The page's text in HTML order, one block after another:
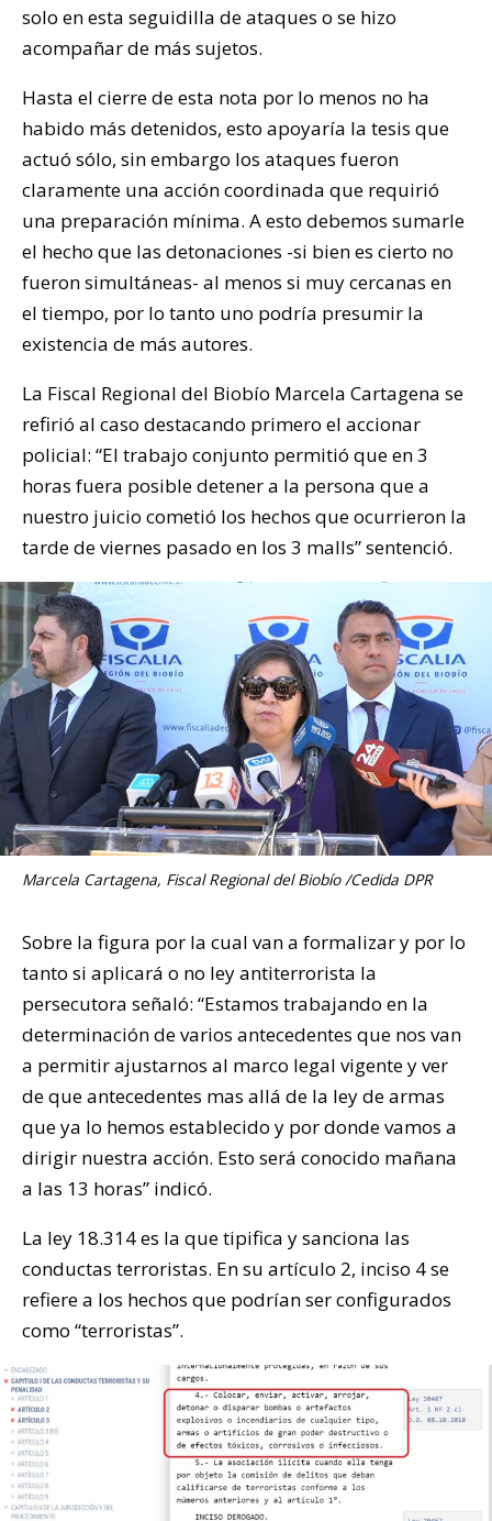
solo en esta seguidilla de ataques o se hizo
acompañar de más sujetos.
Hasta el cierre de esta nota por lo menos no ha
habido más detenidos, esto apoyaría la tesis que
actuó sólo, sin embargo los ataques fueron
claramente una acción coordinada que requirió
una preparación mínima. A esto debemos sumarle
el hecho que las detonaciones -si bien es cierto no
fueron simultáneas- al menos si muy cercanas en
el tiempo, por lo tanto uno podría presumir la
existencia de más autores.
La Fiscal Regional del Biobío Marcela Cartagena se
refirió al caso destacando primero el accionar
policial: “El trabajo conjunto permitió que en 3
horas fuera posible detener a la persona que a
nuestro juicio cometió los hechos que ocurrieron la
tarde de viernes pasado en los 3 malls” sentenció.
Marcela Cartagena, Fiscal Regional del Biobío /Cedida DPR
Sobre la figura por la cual van a formalizar y por lo
tanto si aplicará o no ley antiterrorista la
persecutora señaló: “Estamos trabajando en la
determinación de varios antecedentes que nos van
a permitir ajustarnos al marco legal vigente y ver
de que antecedentes mas allá de la ley de armas
que ya lo hemos establecido y por donde vamos a
dirigir nuestra acción. Esto será conocido mañana
a las 13 horas” indicó.
La ley 18.314 es la que tipifica y sanciona las
conductas terroristas. En su artículo 2, inciso 4 se
refiere a los hechos que podrían ser configurados
como “terroristas”.